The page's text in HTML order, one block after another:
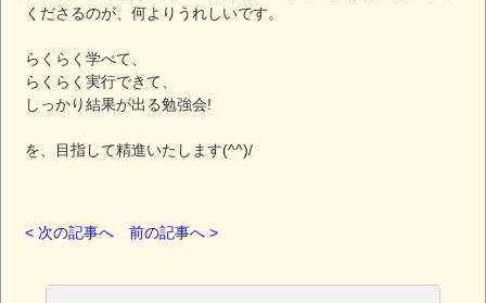
くださるのが、何よりうれしいです。
らくらく学べて、
らくらく実行できて、
しっかり結果が出る勉強会!
を、目指して精進いたします(^^)/
< 次の記事へ 前の記事へ >